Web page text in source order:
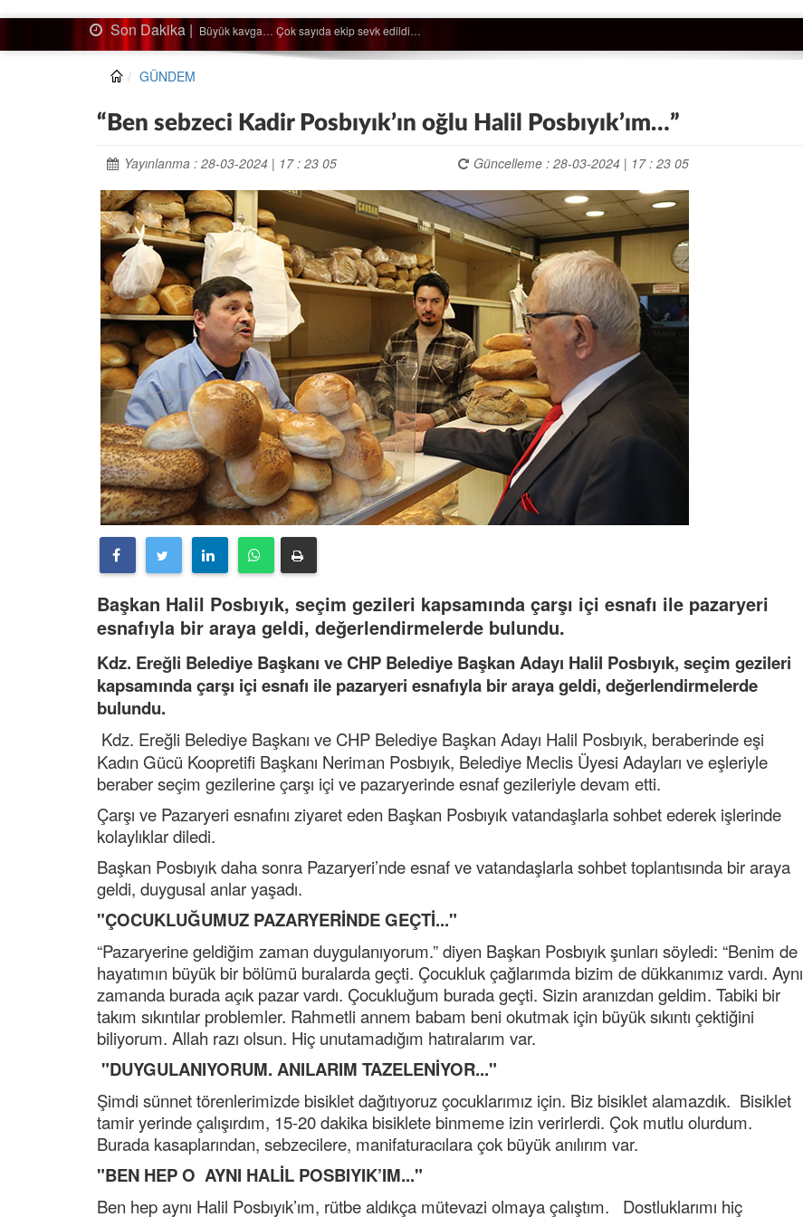
Son Dakika | Ağaçtan düştü…
GÜNDEM
“Ben sebzeci Kadir Posbıyık’ın oğlu Halil Posbıyık’ım…”
Yayınlanma : 28-03-2024 | 17 : 23 05 Güncelleme : 28-03-2024 | 17 : 23 05
Başkan Halil Posbıyık, seçim gezileri kapsamında çarşı içi esnafı ile pazaryeri
esnafıyla bir araya geldi, değerlendirmelerde bulundu.
Kdz. Ereğli Belediye Başkanı ve CHP Belediye Başkan Adayı Halil Posbıyık, seçim gezileri
kapsamında çarşı içi esnafı ile pazaryeri esnafıyla bir araya geldi, değerlendirmelerde
bulundu.
Kdz. Ereğli Belediye Başkanı ve CHP Belediye Başkan Adayı Halil Posbıyık, beraberinde eşi
Kadın Gücü Koopretifi Başkanı Neriman Posbıyık, Belediye Meclis Üyesi Adayları ve eşleriyle
beraber seçim gezilerine çarşı içi ve pazaryerinde esnaf gezileriyle devam etti.
Çarşı ve Pazaryeri esnafını ziyaret eden Başkan Posbıyık vatandaşlarla sohbet ederek işlerinde
kolaylıklar diledi.
Başkan Posbıyık daha sonra Pazaryeri’nde esnaf ve vatandaşlarla sohbet toplantısında bir araya
geldi, duygusal anlar yaşadı.
"ÇOCUKLUĞUMUZ PAZARYERİNDE GEÇTİ..."
“Pazaryerine geldiğim zaman duygulanıyorum.” diyen Başkan Posbıyık şunları söyledi: “Benim de
hayatımın büyük bir bölümü buralarda geçti. Çocukluk çağlarımda bizim de dükkanımız vardı. Aynı
zamanda burada açık pazar vardı. Çocukluğum burada geçti. Sizin aranızdan geldim. Tabiki bir
takım sıkıntılar problemler. Rahmetli annem babam beni okutmak için büyük sıkıntı çektiğini
biliyorum. Allah razı olsun. Hiç unutamadığım hatıralarım var.
"DUYGULANIYORUM. ANILARIM TAZELENİYOR..."
Şimdi sünnet törenlerimizde bisiklet dağıtıyoruz çocuklarımız için. Biz bisiklet alamazdık. Bisiklet
tamir yerinde çalışırdım, 15-20 dakika bisiklete binmeme izin verirlerdi. Çok mutlu olurdum.
Burada kasaplarından, sebzecilere, manifaturacılara çok büyük anılırım var.
"BEN HEP O AYNI HALİL POSBIYIK’IM..."
Ben hep aynı Halil Posbıyık’ım, rütbe aldıkça mütevazi olmaya çalıştım. Dostluklarımı hiç
Semih ÇOLAK
SEÇMEN NE DEDİ?
Şenol AZMAN
“Aman doktor, yaman doktor.